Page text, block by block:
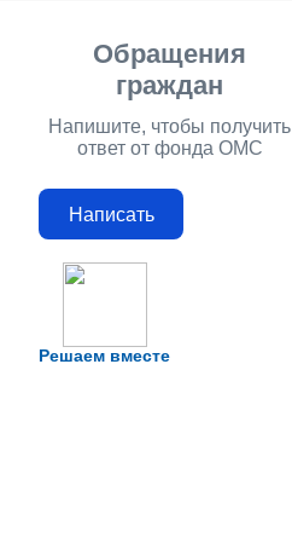
Решаем вместе
Обращения
граждан
Напишите, чтобы получить
ответ от фонда ОМС
Написать